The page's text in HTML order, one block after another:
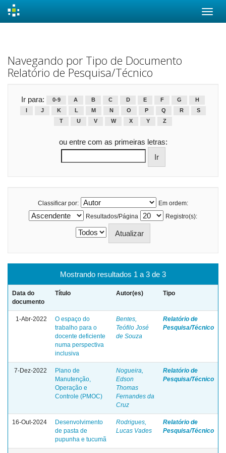
Navegando por Tipo de Documento
Relatório de Pesquisa/Técnico
Ir para: 0-9 A B C D E F G
H
J K L M N O P Q R
S
T
U V W X Y Z
ou entre com as primeiras letras:
Classificar por:
Em ordem:
Resultados/Página
Registro(s):
Mostrando resultados 1 a 3 de 3
Data do
documento
Título Autor(es) Tipo
1-Abr-2022
O espaço do
trabalho para o
docente deficiente
numa perspectiva
inclusiva
Bentes,
Teófilo José
de Souza
Relatório de
Pesquisa/Técnico
7-Dez-2022
Plano de
Manutenção,
Operação e
Controle (PMOC)
Nogueira,
Edson
Thomas
Fernandes da
Cruz
Relatório de
Pesquisa/Técnico
16-Out-2024
Desenvolvimento
de pasta de
pupunha e tucumã
Rodrigues,
Lucas Vades
Relatório de
Pesquisa/Técnico